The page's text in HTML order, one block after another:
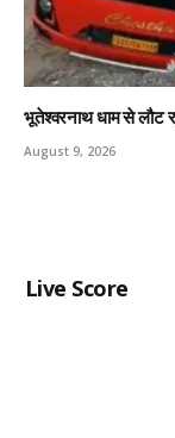
भूतेश्वरनाथ धाम से लौट
August 9, 2026
Live Score